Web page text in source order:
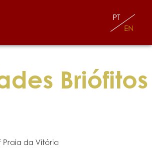
EN
PT
Briófitos
da Vitória